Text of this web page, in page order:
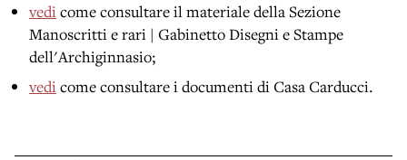
vedicome consultare il materiale della Sezione
Manoscritti e rari | Gabinetto Disegni e Stampe
dell'Archiginnasio;
vedicome consultare i documenti di Casa Carducci.